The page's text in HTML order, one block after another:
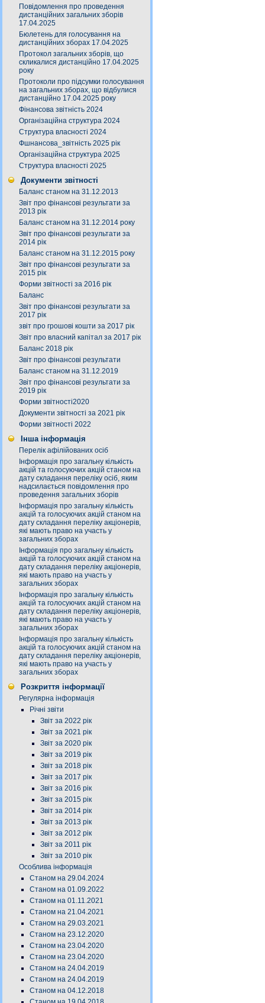
Повідомлення про проведення
дистанційних загальних зборів
17.04.2025
Бюлетень для голосування на
дистанційних зборах 17.04.2025
Протокол загальних зборів, що
скликалися дистанційно 17.04.2025
року
Протоколи про підсумки голосування
на загальних зборах, що відбулися
дистанційно 17.04.2025 року
Фінансова звітність 2024
Організаційна структура 2024
Структура власності 2024
Фшнансова_звітність 2025 рік
Організаційна структура 2025
Структура власності 2025
Документи звітності
Баланс станом на 31.12.2013
Звіт про фінансові результати за
2013 рік
Баланс станом на 31.12.2014 року
Звіт про фінансові результати за
2014 рік
Баланс станом на 31.12.2015 року
Звіт про фінансові результати за
2015 рік
Форми звітності за 2016 рік
Баланс
Звіт про фінансові результати за
2017 рік
звіт про грошові кошти за 2017 рік
Звіт про власний капітал за 2017 рік
Баланс 2018 рік
Звіт про фінансові результати
Баланс станом на 31.12.2019
Звіт про фінансові результати за
2019 рік
Форми звітності2020
Документи звітності за 2021 рік
Форми звітності 2022
Інша інформація
Перелік афілійованих осіб
Інформація про загальну кількість
акцій та голосуючих акцій станом на
дату складання переліку осіб, яким
надсилається повідомлення про
проведення загальних зборів
Інформація про загальну кількість
акцій та голосуючих акцій станом на
дату складання переліку акціонерів,
які мають право на участь у
загальних зборах
Інформація про загальну кількість
акцій та голосуючих акцій станом на
дату складання переліку акціонерів,
які мають право на участь у
загальних зборах
Інформація про загальну кількість
акцій та голосуючих акцій станом на
дату складання переліку акціонерів,
які мають право на участь у
загальних зборах
Інформація про загальну кількість
акцій та голосуючих акцій станом на
дату складання переліку акціонерів,
які мають право на участь у
загальних зборах
Розкриття інформації
Регулярна інформація
Річні звіти
Звіт за 2022 рік
Звіт за 2021 рік
Звіт за 2020 рік
Звіт за 2019 рік
Звіт за 2018 рік
Звіт за 2017 рік
Звіт за 2016 рік
Звіт за 2015 рік
Звіт за 2014 рік
Звіт за 2013 рік
Звіт за 2012 рік
Звіт за 2011 рік
Звіт за 2010 рік
Особлива інформація
Станом на 29.04.2024
Станом на 01.09.2022
Станом на 01.11.2021
Станом на 21.04.2021
Станом на 29.03.2021
Станом на 23.12.2020
Станом на 23.04.2020
Станом на 23.04.2020
Станом на 24.04.2019
Станом на 24.04.2019
Станом на 04.12.2018